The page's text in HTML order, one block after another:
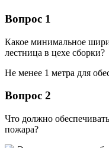
Вопрос 1
Какое минимальное
лестница в цехе сборки?
Не менее 1 метра для
Вопрос 2
Что должно
пожара?